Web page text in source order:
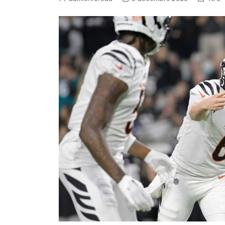
NFL – Power Rankings
Pronostics et paris NFL
Super Bowl LIX
Histoire et Légendes